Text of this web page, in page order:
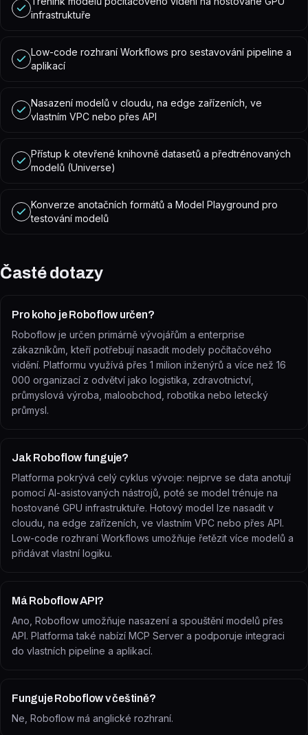
infrastruktuře
Low-code rozhraní Workflows pro sestavování pipeline a
aplikací
Nasazení modelů v cloudu, na edge zařízeních, ve
vlastním VPC nebo přes API
Přístup k otevřené knihovně datasetů a předtrénovaných
modelů (Universe)
Konverze anotačních formátů a Model Playground pro
testování modelů
Časté dotazy
Pro koho je Roboflow určen?
Roboflow je určen primárně vývojářům a enterprise
zákazníkům, kteří potřebují nasadit modely počítačového
vidění. Platformu využívá přes 1 milion inženýrů a více než 16
000 organizací z odvětví jako logistika, zdravotnictví,
průmyslová výroba, maloobchod, robotika nebo letecký
průmysl.
Jak Roboflow funguje?
Platforma pokrývá celý cyklus vývoje: nejprve se data anotují
pomocí AI-asistovaných nástrojů, poté se model trénuje na
hostované GPU infrastruktuře. Hotový model lze nasadit v
cloudu, na edge zařízeních, ve vlastním VPC nebo přes API.
Low-code rozhraní Workflows umožňuje řetězit více modelů a
přidávat vlastní logiku.
Má Roboflow API?
Ano, Roboflow umožňuje nasazení a spouštění modelů přes
API. Platforma také nabízí MCP Server a podporuje integraci
do vlastních pipeline a aplikací.
Funguje Roboflow v češtině?
Ne, Roboflow má anglické rozhraní.